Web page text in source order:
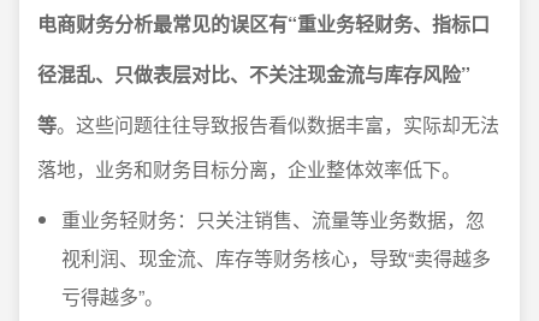
电商财务分析最常见的误区有“重业务轻财务、指标口
径混乱、只做表层对比、不关注现金流与库存风险”
等。这些问题往往导致报告看似数据丰富，实际却无法
落地，业务和财务目标分离，企业整体效率低下。
重业务轻财务：只关注销售、流量等业务数据，忽
视利润、现金流、库存等财务核心，导致“卖得越多
亏得越多”。